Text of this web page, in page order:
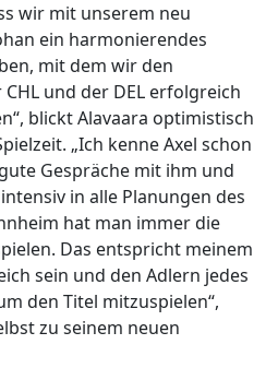
wir mit unserem neu
ein harmonierendes
mit dem wir den
und der DEL erfolgreich
blickt Alavaara optimistisch
„Ich kenne Axel schon
Gespräche mit ihm und
in alle Planungen des
hat man immer die
Das entspricht meinem
sein und den Adlern jedes
den Titel mitzuspielen“,
zu seinem neuen